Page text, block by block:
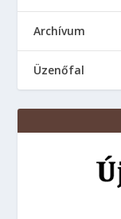
Аrchívum
Üzenőfal